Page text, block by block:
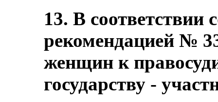
13. В соответствии
рекомендацией №
женщин к
государству -